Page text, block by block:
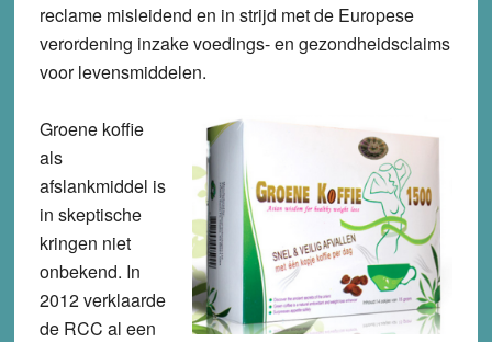
reclame misleidend en in strijd met de Europese
verordening inzake voedings- en gezondheidsclaims
voor levensmiddelen.
Groene koffie
als
afslankmiddel is
in skeptische
kringen niet
onbekend. In
2012 verklaarde
de RCC al een